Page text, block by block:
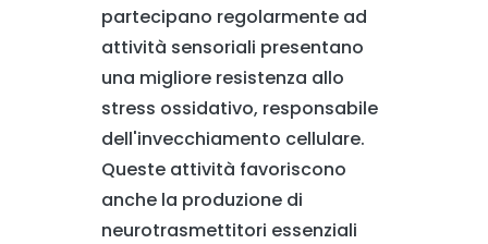
partecipano regolarmente ad
attività sensoriali presentano
una migliore resistenza allo
stress ossidativo, responsabile
dell'invecchiamento cellulare.
Queste attività favoriscono
anche la produzione di
neurotrasmettitori essenziali